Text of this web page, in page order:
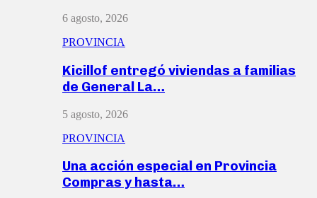
6 agosto, 2026
PROVINCIA
Kicillof entregó viviendas a familias
de General La…
5 agosto, 2026
PROVINCIA
Una acción especial en Provincia
Compras y hasta…